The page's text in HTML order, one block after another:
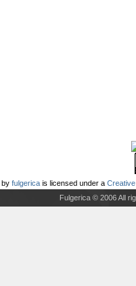
by fulgerica is licensed under a
Fulgerica © 2006 All